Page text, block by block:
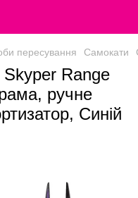
пересування Самокати
Skyper Range
ручне
Синій